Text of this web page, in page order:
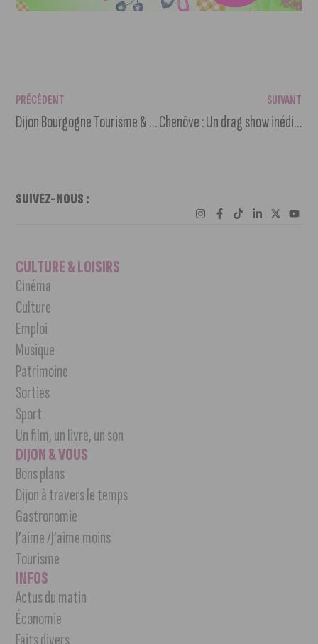
PRÉCÉDENT
Dijon Bourgogne Tourisme & Congrès lance sa saison touristique
SUIVANT
Chenôve : Un drag show inédit au Cèdre
SUIVEZ-NOUS :
CULTURE & LOISIRS
Cinéma
Culture
Emploi
Musique
Patrimoine
Sorties
Sport
Un film, un livre, un son
DIJON & VOUS
Bons plans
Dijon à travers le temps
Gastronomie
J’aime /J’aime moins
Tourisme
INFOS
Actus du matin
Économie